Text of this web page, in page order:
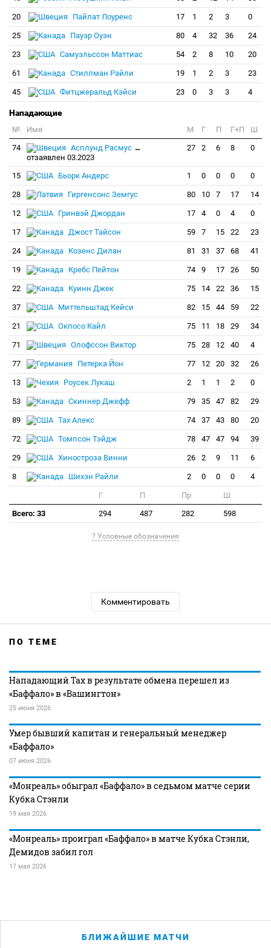
20 Пайлат Лоуренс 17 1 2 3 0
25 Пауэр Оуэн 80 4 32 36 24
23 Самуэльссон Маттиас 54 2 8 10 20
61 Стиллман Райли 19 1 2 3 23
45 Фитцжеральд Кэйси 23 0 3 3 4
Нападающие
№ Имя M Г П Г+П
Ш
74
Асплунд Расмус ↔
отзаявлен 03.2023
27 2 6 8 0
15 Бьорк Андерс 1 0 0 0 0
28 Гиргенсонс Земгус 80 10 7 17 14
12 Гринвэй Джордан 17 4 0 4 0
17 Джост Тайсон 59 7 15 22 23
24 Козенс Дилан 81 31 37 68 41
19 Кребс Пейтон 74 9 17 26 50
22 Куинн Джек 75 14 22 36 15
37 Миттельштад Кейси 82 15 44 59 22
21 Окпосо Кайл 75 11 18 29 34
71 Олофссон Виктор 75 28 12 40 4
77 Петерка Йон 77 12 20 32 26
13 Роусек Лукаш 2 1 1 2 0
53 Скиннер Джефф 79 35 47 82 29
89 Тах Алекс 74 37 43 80 20
72 Томпсон Тэйдж 78 47 47 94 39
29 Хиностроза Винни 26 2 9 11 6
8 Шихэн Райли 2 0 0 0 4
Г П Пр
Ш
Всего: 33
294 487 282 598
? Условные обозначения
Комментировать
ПО ТЕМЕ
Нападающий Тах в результате обмена перешел из
«Баффало» в «Вашингтон»
25 июня 2026
Умер бывший капитан и генеральный менеджер
«Баффало»
07 июня 2026
«Монреаль» обыграл «Баффало» в седьмом матче серии
Кубка Стэнли
19 мая 2026
«Монреаль» проиграл «Баффало» в матче Кубка Стэнли,
Демидов забил гол
17 мая 2026
БЛИЖАЙШИЕ МАТЧИ